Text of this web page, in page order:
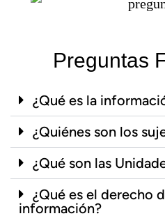
Preguntas
¿Qué es la
¿Quiénes son los
¿Qué son las
¿Qué es el derecho
información?